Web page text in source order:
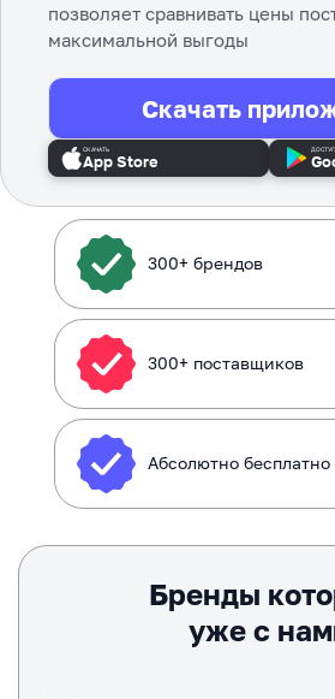
позволяет сравнивать цены
максимальной выгоды
Скачать
СКАЧАТЬ
App Store
300+ брендов
300+ поставщиков
Абсолютно бесплатно
Бренды
уже с